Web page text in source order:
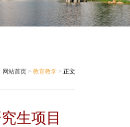
网站首页> 教育教学> 正文
生项目